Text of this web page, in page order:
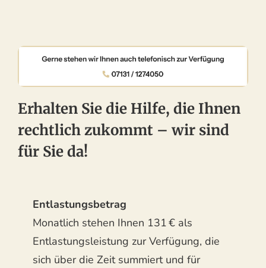
Erhalten Sie die Hilfe, die Ihnen
rechtlich zukommt – wir sind
für Sie da!
Entlastungsbetrag
Monatlich stehen Ihnen 131 € als
Entlastungsleistung zur Verfügung, die
sich über die Zeit summiert und für